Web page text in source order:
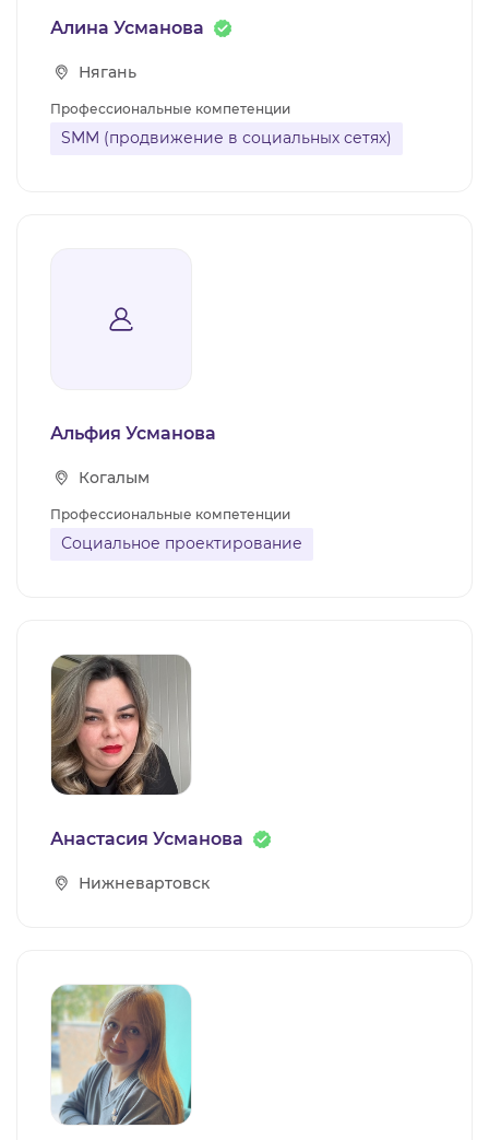
Алина Усманова
Нягань
Профессиональные компетенции
SMM (продвижение в социальных сетях)
Альфия Усманова
Когалым
Профессиональные компетенции
Социальное проектирование
Анастасия Усманова
Нижневартовск